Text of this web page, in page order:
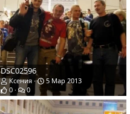
DSC02596
Ксения
5 Мар 2013
0
0